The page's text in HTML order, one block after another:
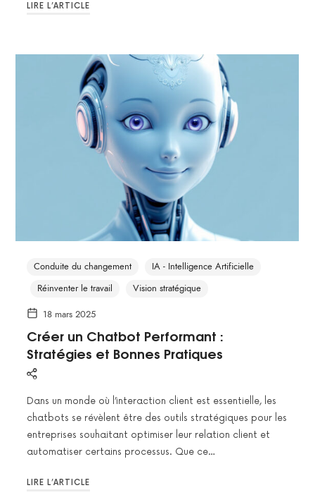
LIRE L’ARTICLE
Conduite du changement
IA - Intelligence Artificielle
Réinventer le travail
Vision stratégique
18 mars 2025
Créer un Chatbot Performant :
Stratégies et Bonnes Pratiques
Dans un monde où l’interaction client est essentielle, les
chatbots se révèlent être des outils stratégiques pour les
entreprises souhaitant optimiser leur relation client et
automatiser certains processus. Que ce…
LIRE L’ARTICLE